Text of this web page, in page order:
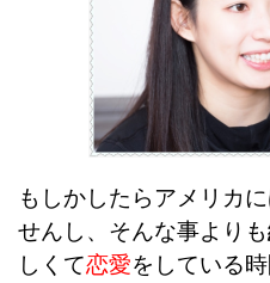
もしかしたらアメリカ
せんし、そんな事よりも
しくて恋愛をしている